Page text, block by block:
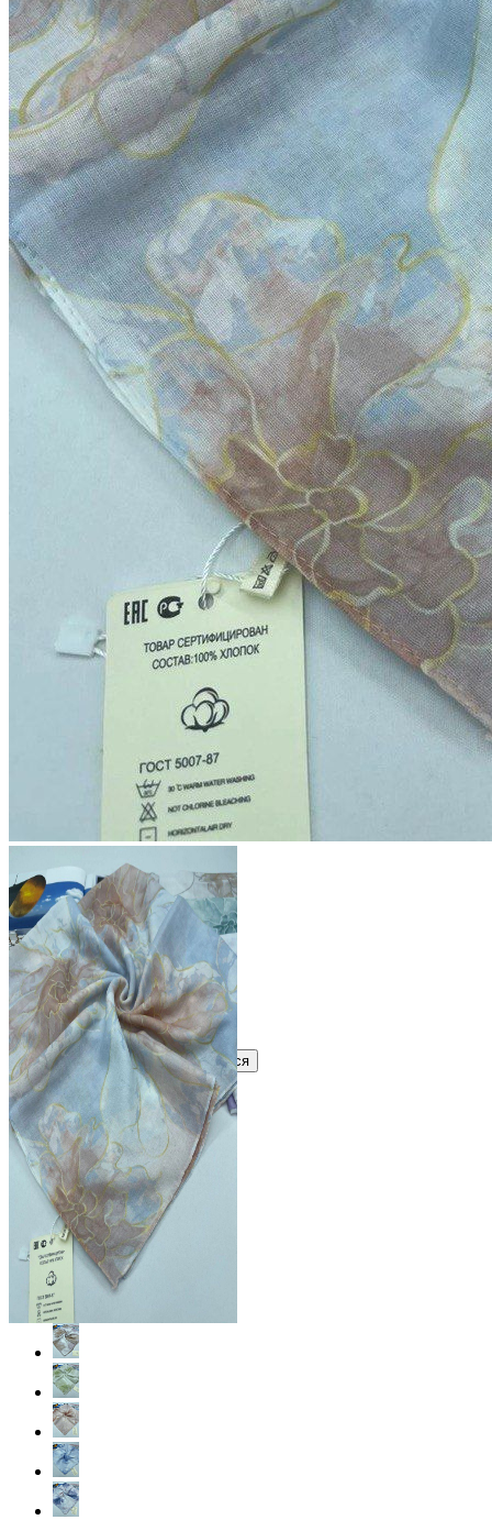
567 ₽
В розницу
?
Узнать оптовую цену сейчас
Войти Зарегистрироваться
Оптом
Цвет: